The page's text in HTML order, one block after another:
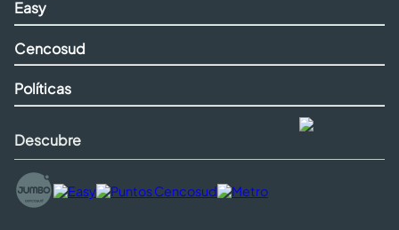
Easy
Cencosud
Políticas
Descubre